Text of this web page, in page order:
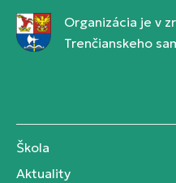
Organizácia je v
Trenčianskeho
Škola
Aktuality